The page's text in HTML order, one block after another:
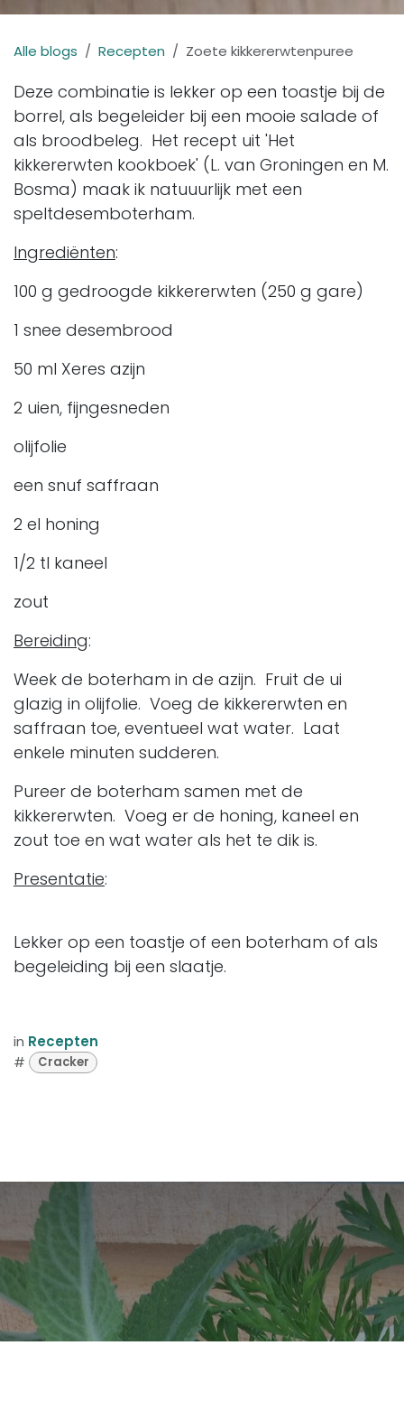
Alle blogs Recepten Zoete kikkererwtenpuree
Deze combinatie is lekker op een toastje bij de
borrel, als begeleider bij een mooie salade of
als broodbeleg. Het recept uit 'Het
kikkererwten kookboek' (L. van Groningen en M.
Bosma) maak ik natuuurlijk met een
speltdesemboterham.
Ingrediënten:
100 g gedroogde kikkererwten (250 g gare)
1 snee desembrood
50 ml Xeres azijn
2 uien, fijngesneden
olijfolie
een snuf saffraan
2 el honing
1/2 tl kaneel
zout
Bereiding:
Week de boterham in de azijn. Fruit de ui
glazig in olijfolie. Voeg de kikkererwten en
saffraan toe, eventueel wat water. Laat
enkele minuten sudderen.
Pureer de boterham samen met de
kikkererwten. Voeg er de honing, kaneel en
zout toe en wat water als het te dik is.
Presentatie:
Lekker op een toastje of een boterham of als
begeleiding bij een slaatje.
in Recepten
#
Cracker